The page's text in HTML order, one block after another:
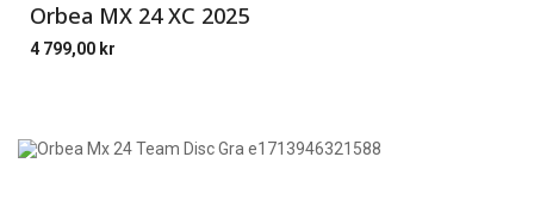
Orbea MX 24 XC 2025
4 799,00 kr